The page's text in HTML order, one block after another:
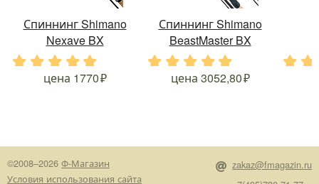
Спиннинг Shimano
Nexave BX
. . .
цена 1770
Спиннинг Shimano
BeastMaster BX
. . . .
цена 3052,80
©2008–2026 Ф-Магазин
Условия использования сайта
zakaz@fmagazin.ru